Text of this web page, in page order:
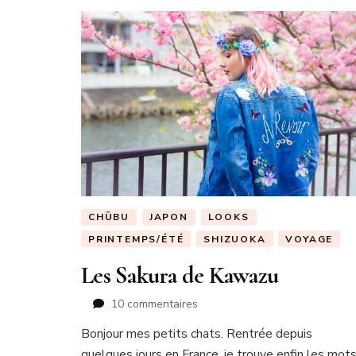
CHŪBU JAPON
LOOKS
PRINTEMPS/ÉTÉ
SHIZUOKA VOYAGE
Les Sakura de Kawazu
10 commentaires
Sakura
Bonjour mes petits chats. Rentrée depuis